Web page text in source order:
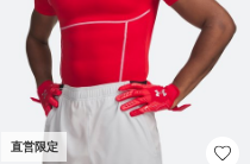
直営限定